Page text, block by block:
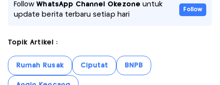
FollowWhatsApp Channel Okezone untuk
update berita terbaru setiap hari
Follow
Topik Artikel :
Rumah Rusak Ciputat BNPB